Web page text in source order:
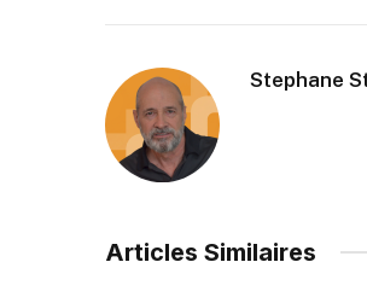
Stephane
Articles Similaires